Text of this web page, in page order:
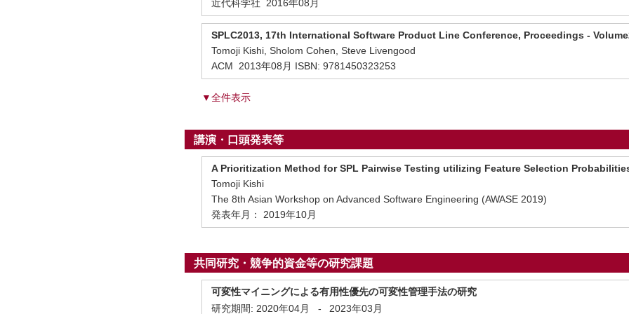
近代科学社 2016年08月
SPLC2013, 17th International Software Product Line Conference, Proceedings -
Tomoji Kishi, Sholom Cohen, Steve Livengood
ACM 2013年08月 ISBN: 9781450323253
▼全件表示
講演・口頭発表等
A Prioritization Method for SPL Pairwise Testing utilizing Feature Selection
Tomoji Kishi
The 8th Asian Workshop on Advanced Software Engineering (AWASE 2019)
発表年月： 2019年10月
共同研究・競争的資金等の研究課題
可変性マイニングによる有用性優先の可変性管理手法の研究
研究期間: 2020年04月 - 2023年03月